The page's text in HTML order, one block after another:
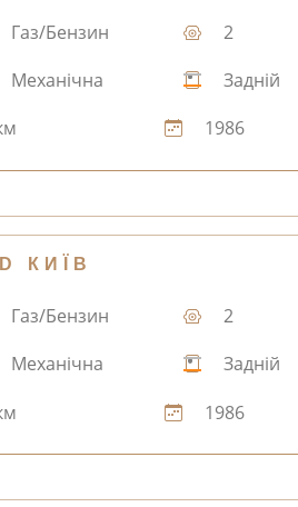
Газ/Бензин
2
Механічна
Задній
1986
КИЇВ
Газ/Бензин
2
Механічна
Задній
1986